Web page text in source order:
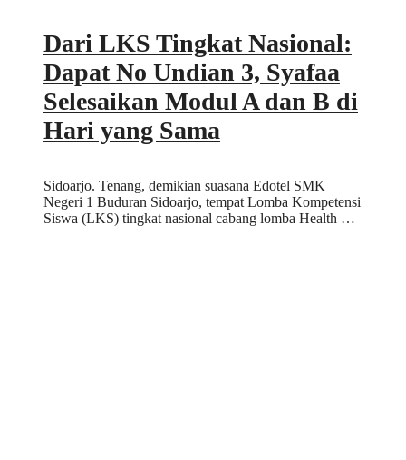
Dari LKS Tingkat Nasional:
Dapat No Undian 3, Syafaa
Selesaikan Modul A dan B di
Hari yang Sama
Sidoarjo. Tenang, demikian suasana Edotel SMK
Negeri 1 Buduran Sidoarjo, tempat Lomba Kompetensi
Siswa (LKS) tingkat nasional cabang lomba Health …